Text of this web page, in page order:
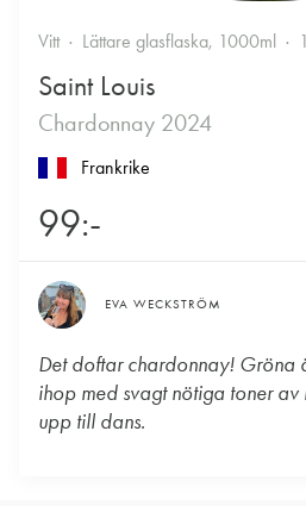
Vitt Lättare glasflaska, 1000ml
Saint Louis
Chardonnay 2024
Frankrike
99:-
EVA WECKSTRÖM
Det doftar chardonnay! Gröna
ihop med svagt nötiga toner
upp till dans.